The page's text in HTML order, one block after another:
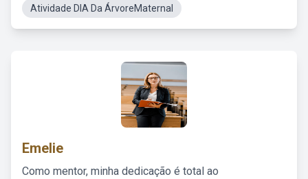
Atividade DIA Da ÁrvoreMaternal
Emelie
Como mentor, minha dedicação é total ao